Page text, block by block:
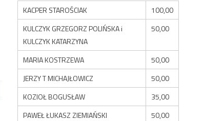
KACPER STAROŚCIAK
100,00
KULCZYK GRZEGORZ POLIŃSKA i
KULCZYK KATARZYNA
50,00
MARIA KOSTRZEWA
50,00
JERZY T MICHAJŁOWICZ
50,00
KOZIOŁ BOGUSŁAW
35,00
PAWEŁ ŁUKASZ ZIEMIAŃSKI
50,00